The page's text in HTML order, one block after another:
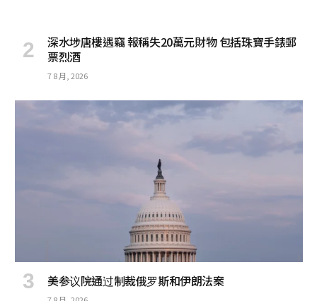
深水埗唐樓遇竊 報稱失20萬元財物 包括珠寶手錶郵
票烈酒
7 8 月, 2026
美参议院通过制裁俄罗斯和伊朗法案